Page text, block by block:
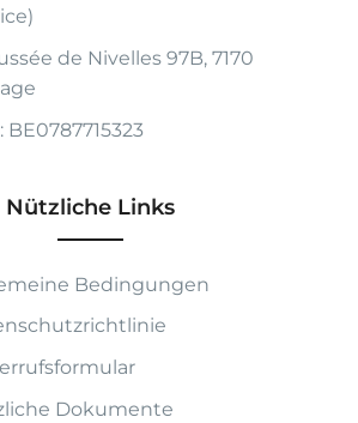
de Nivelles 97B, 7170
BE0787715323
Nützliche Links
Bedingungen
Dokumente